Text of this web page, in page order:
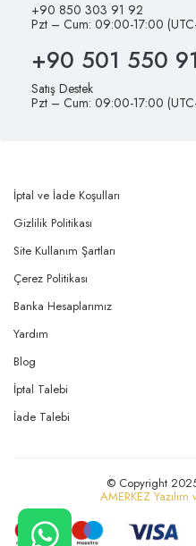
+90 850 303 91 92
Pzt – Cum: 09:00-17:00
+90 501 550
Satış Destek
Pzt – Cum: 09:00-17:00
İptal ve İade Koşulları
Gizlilik Politikası
Site Kullanım Şartları
Çerez Politikası
Banka Hesaplarımız
Yardım
Blog
İptal Talebi
İade Talebi
© Copyright 2025
AMERKEZ